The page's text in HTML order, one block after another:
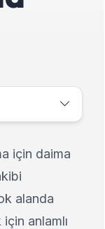
için daima
alanda
anlamlı